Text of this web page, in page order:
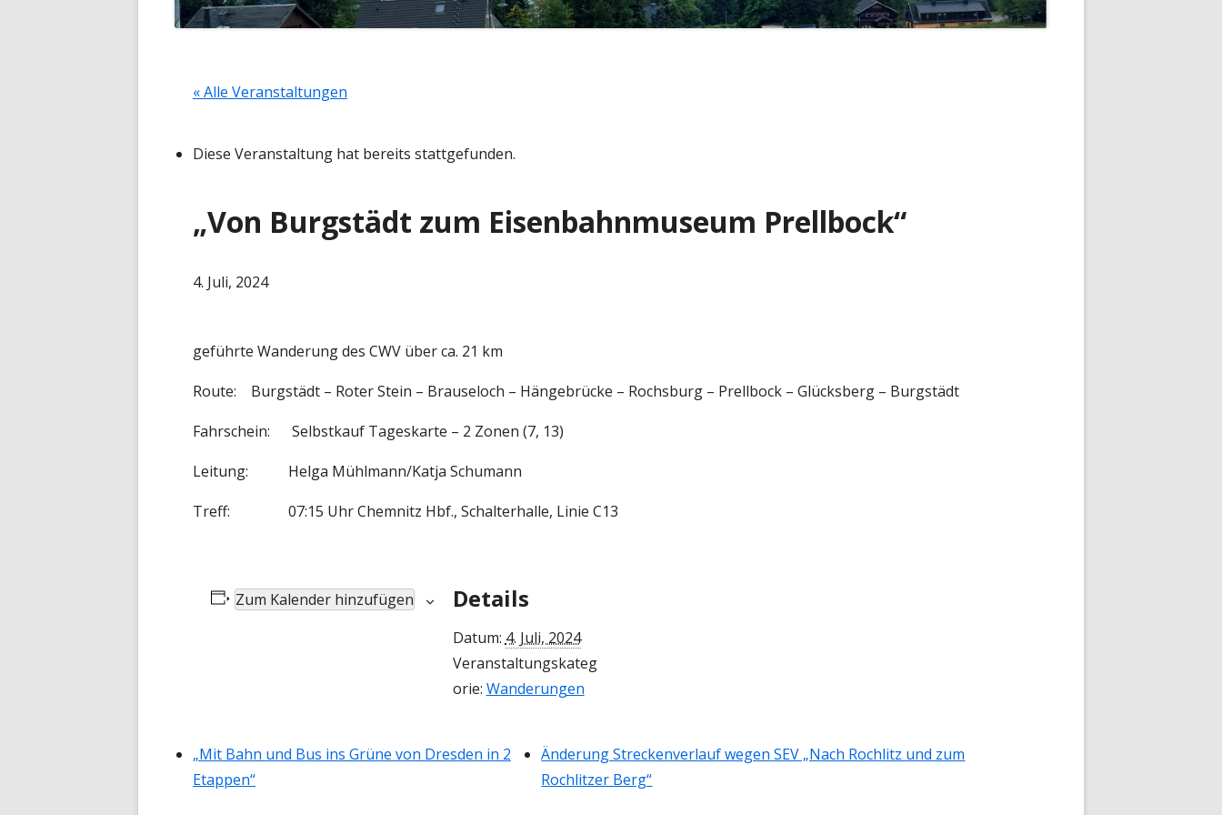
« Alle Veranstaltungen
Diese Veranstaltung hat bereits stattgefunden.
„Von Burgstädt zum Eisenbahnmuseum Prellbock“
4. Juli, 2024
geführte Wanderung des CWV über ca. 21 km
Route:
Burgstädt – Roter Stein – Brauseloch – Hängebrücke – Rochsburg – Prellbock – Glücksberg – Burgstädt
Fahrschein: Selbstkauf Tageskarte – 2 Zonen (7, 13)
Leitung: Helga Mühlmann/Katja Schumann
Treff: 07:15 Uhr Chemnitz Hbf., Schalterhalle, Linie C13
Zum Kalender hinzufügen Details
Datum: 4. Juli, 2024
Veranstaltungskateg
orie: Wanderungen
„Mit Bahn und Bus ins Grüne von Dresden in 2
Etappen“
Änderung Streckenverlauf wegen SEV „Nach Rochlitz und zum
Rochlitzer Berg“